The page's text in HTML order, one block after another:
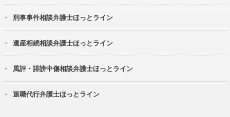
刑事事件相談弁護士ほっとライン
遺産相続相談弁護士ほっとライン
風評・誹謗中傷相談弁護士ほっとライン
退職代行弁護士ほっとライン